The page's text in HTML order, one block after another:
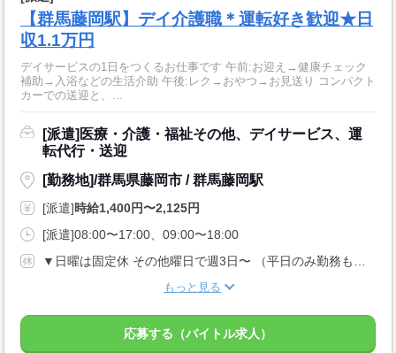
【群馬藤岡駅】デイ介護職＊運転好き歓迎★日
収1.1万円
デイサービスの1日をつくるお仕事です 午前:お迎え→健康チェック
補助→入浴などの生活介助 午後:レク→おやつ→お見送り コンパクト
カーでの送迎と、...
[派遣]医療・介護・福祉その他、デイサービス、運
転代行・送迎
[勤務地]/群馬県藤岡市 / 群馬藤岡駅
[派遣]時給1,400円〜2,125円
[派遣]08:00〜17:00、09:00〜18:00
もっと見る
応募する（バイトル求人）